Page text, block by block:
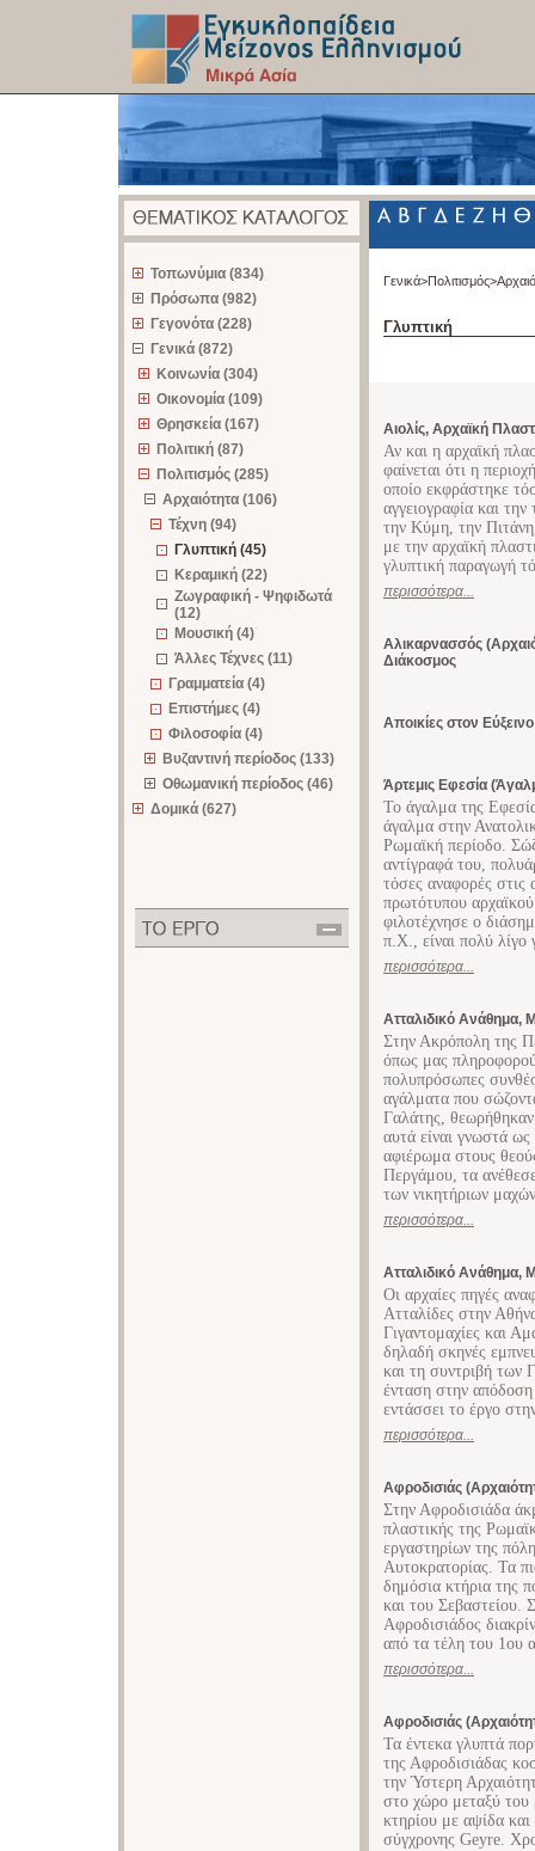
Τοπωνύμια (834)
Πρόσωπα (982)
Γεγονότα (228)
Γενικά (872)
Κοινωνία (304)
Οικονομία (109)
Θρησκεία (167)
Πολιτική (87)
Πολιτισμός (285)
Αρχαιότητα (106)
Τέχνη (94)
Γλυπτική (45)
Κεραμική (22)
Ζωγραφική - Ψηφιδωτά
(12)
Μουσική (4)
Άλλες Τέχνες (11)
Γραμματεία (4)
Επιστήμες (4)
Φιλοσοφία (4)
Βυζαντινή περίοδος (133)
Οθωμανική περίοδος (46)
Δομικά (627)
Γενικά>Πολιτισμός>
Γλυπτική
Αιολίς, Αρχαϊκή
Αν και η αρχαϊκή
φαίνεται ότι η
οποίο εκφράστηκε
αγγειογραφία και
την Κύμη, την
με την αρχαϊκή
γλυπτική παραγωγή
περισσότερα...
Αλικαρνασσός
Διάκοσμος
Αποικίες στον
Άρτεμις Εφεσία
Το άγαλμα της
άγαλμα στην
Ρωμαϊκή περίοδο.
αντίγραφά του,
τόσες αναφορές
πρωτότυπου
φιλοτέχνησε ο
π.Χ., είναι πολύ λίγο
περισσότερα...
Ατταλιδικό Ανάθημα,
Στην Ακρόπολη της
όπως μας
πολυπρόσωπες
αγάλματα που
Γαλάτης, θεωρήθηκαν
αυτά είναι γνωστά
αφιέρωμα στους
Περγάμου, τα
των νικητήριων
περισσότερα...
Ατταλιδικό Ανάθημα,
Οι αρχαίες πηγές
Ατταλίδες στην
Γιγαντομαχίες και
δηλαδή σκηνές
και τη συντριβή των
ένταση στην
εντάσσει το έργο
περισσότερα...
Αφροδισιάς
Στην Αφροδισιάδα
πλαστικής της
εργαστηρίων της
Αυτοκρατορίας. Τα
δημόσια κτήρια της
και του Σεβαστείου.
Αφροδισιάδoς
από τα τέλη του 1ου
περισσότερα...
Αφροδισιάς
Τα έντεκα γλυπτά
της Αφροδισιάδας
την Ύστερη
στο χώρο μεταξύ του
κτηρίου με αψίδα
σύγχρονης Geyre.